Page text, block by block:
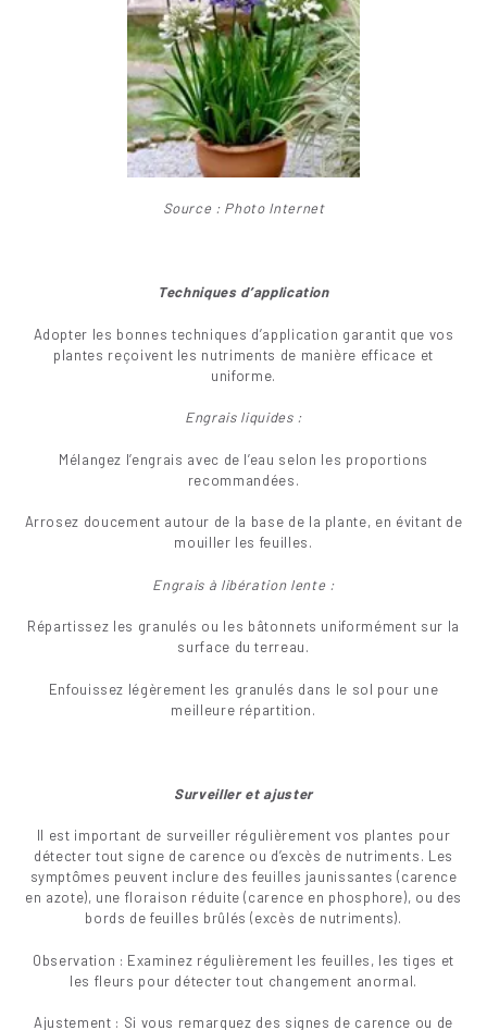
Source : Photo Internet
Techniques d’application
Adopter les bonnes techniques d’application garantit que vos
plantes reçoivent les nutriments de manière efficace et
uniforme.
Engrais liquides :
Mélangez l’engrais avec de l’eau selon les proportions
recommandées.
Arrosez doucement autour de la base de la plante, en évitant de
mouiller les feuilles.
Engrais à libération lente :
Répartissez les granulés ou les bâtonnets uniformément sur la
surface du terreau.
Enfouissez légèrement les granulés dans le sol pour une
meilleure répartition.
Surveiller et ajuster
Il est important de surveiller régulièrement vos plantes pour
détecter tout signe de carence ou d’excès de nutriments. Les
symptômes peuvent inclure des feuilles jaunissantes (carence
en azote), une floraison réduite (carence en phosphore), ou des
bords de feuilles brûlés (excès de nutriments).
Observation : Examinez régulièrement les feuilles, les tiges et
les fleurs pour détecter tout changement anormal.
Ajustement : Si vous remarquez des signes de carence ou de